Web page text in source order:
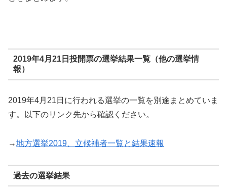
2019年4月21日投開票の選挙結果一覧（他の選挙情
報）
2019年4月21日に行われる選挙の一覧を別途まとめていま
す。以下のリンク先から確認ください。
→地方選挙2019、立候補者一覧と結果速報
過去の選挙結果